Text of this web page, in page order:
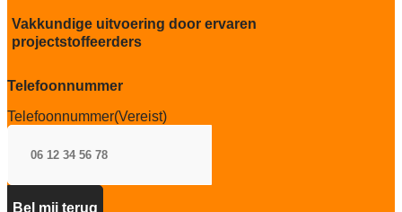
Project gebruik
sterk
Vakkundige uitvoering door ervaren
projectstoffeerders
Telefoonnummer
Telefoonnummer(Vereist)